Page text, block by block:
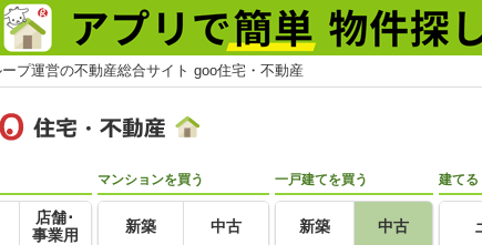
ープ運営の不動産総合サイト goo住宅・不動産
店舗･
事業用
マンションを買う
新築 中古
一戸建てを買う
新築 中古
建てる